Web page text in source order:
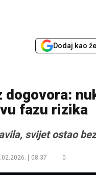
Dodaj kao
dogovora:
fazu rizika
svijet ostao
08:37 0